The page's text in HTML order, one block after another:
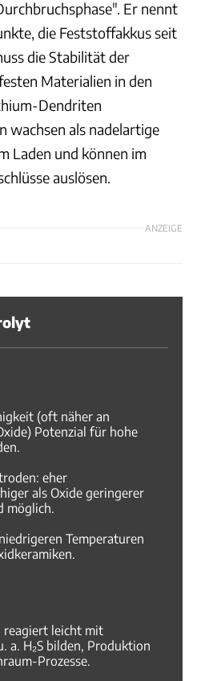
Er nennt
die Feststoffakkus seit
die Stabilität der
Materialien in den
Dendriten
wachsen als nadelartige
Laden und können im
auslösen.
ANZEIGE
(oft näher an
Potenzial für hohe
eher
als Oxide geringerer
möglich.
Temperaturen
reagiert leicht mit
a. H₂S bilden, Produktion
Prozesse.